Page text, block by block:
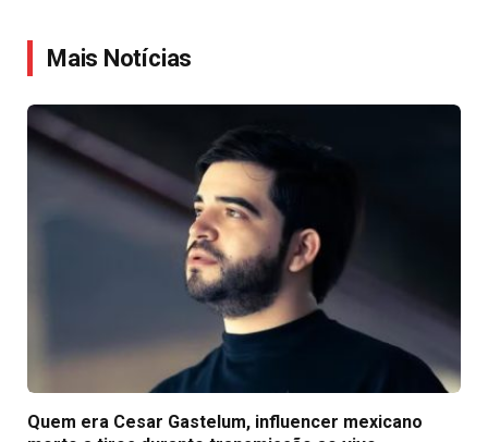
Mais Notícias
Quem era Cesar Gastelum, influencer mexicano